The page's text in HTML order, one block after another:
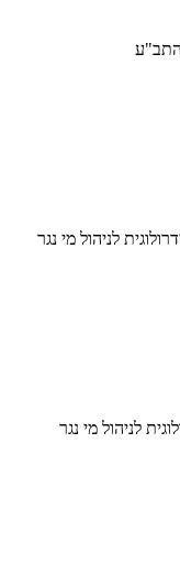
התב"ע
לניהול מי נגר